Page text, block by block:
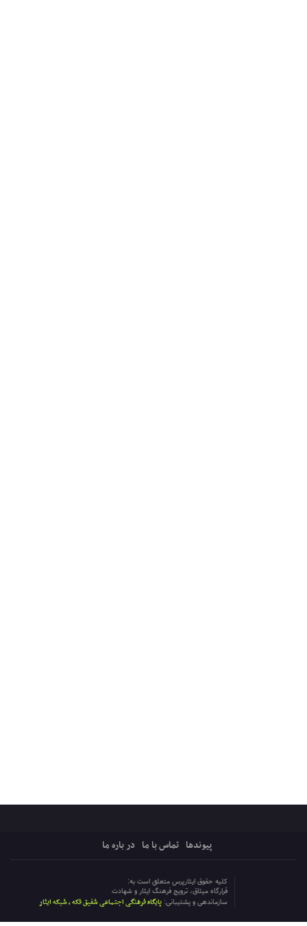
پیوندها تماس با ما در باره ما
کلیه حقوق ایثارپرس متعلق است به:
قرارگاه میثاق، ترویج فرهنگ ایثار و شهادت
سازماندهی و پشتیبانی: پایگاه فرهنگی اجتماعی شفیق فکه ، شبکه ایثار